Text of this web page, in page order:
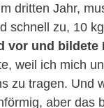
dritten Jahr,
schnell zu, 10
vor und bildete
weil ich mich
zu tragen. Und
aber das